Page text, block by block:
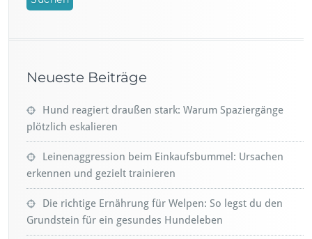
Neueste Beiträge
Hund reagiert draußen stark: Warum Spaziergänge
plötzlich eskalieren
Leinenaggression beim Einkaufsbummel: Ursachen
erkennen und gezielt trainieren
Die richtige Ernährung für Welpen: So legst du den
Grundstein für ein gesundes Hundeleben